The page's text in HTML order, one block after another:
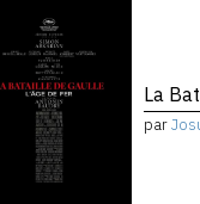
La
par